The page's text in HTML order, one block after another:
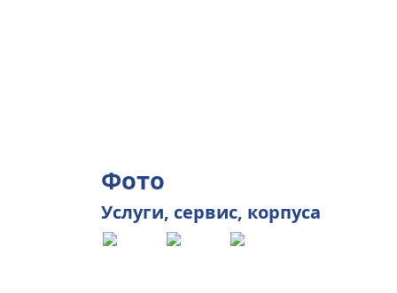
Фото
Услуги, сервис, корпуса